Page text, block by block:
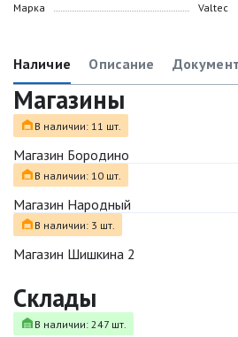
Марка Valtec
Наличие Описание
Магазины
В наличии: 11 шт.
Магазин Бородино
В наличии: 10 шт.
Магазин Народный
В наличии: 3 шт.
Магазин Шишкина 2
Склады
В наличии: 247 шт.